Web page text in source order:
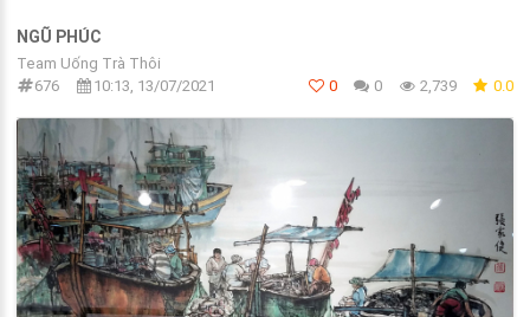
NGŨ PHÚC
Team Uống Trà Thôi
676
10:13, 13/07/2021 0 0 2,739 0.0